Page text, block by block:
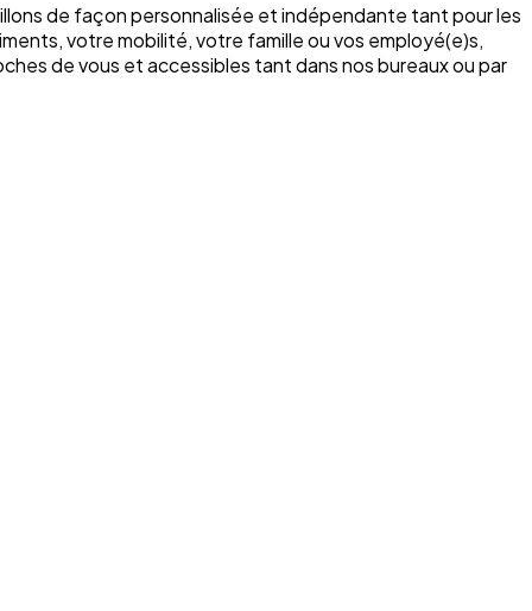
de façon personnalisée et indépendante tant pour les
votre mobilité, votre famille ou vos employé(e)s,
de vous et accessibles tant dans nos bureaux ou par